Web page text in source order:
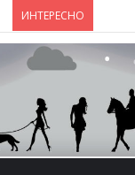
ИНТЕРЕСНО